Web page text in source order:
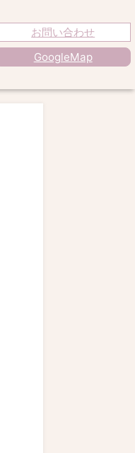
お問い合わせ
GoogleMap